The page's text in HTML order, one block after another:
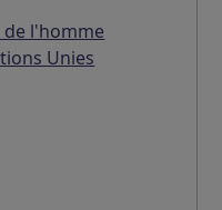
de l'homme
Unies